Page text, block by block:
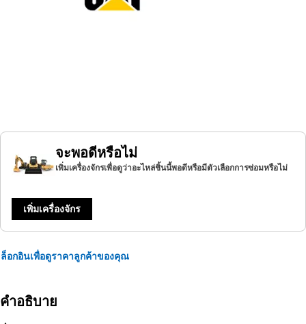
จะพอดีหรือไม่
เพิ่มเครื่องจักรเพื่อดูว่าอะไหล่ชิ้นนี้พอดีหรือมีตัวเลือกการซ่อมหรือไม่
เพิ่มเครื่องจักร
ล็อกอินเพื่อดูราคาลูกค้าของคุณ
คำอธิบาย